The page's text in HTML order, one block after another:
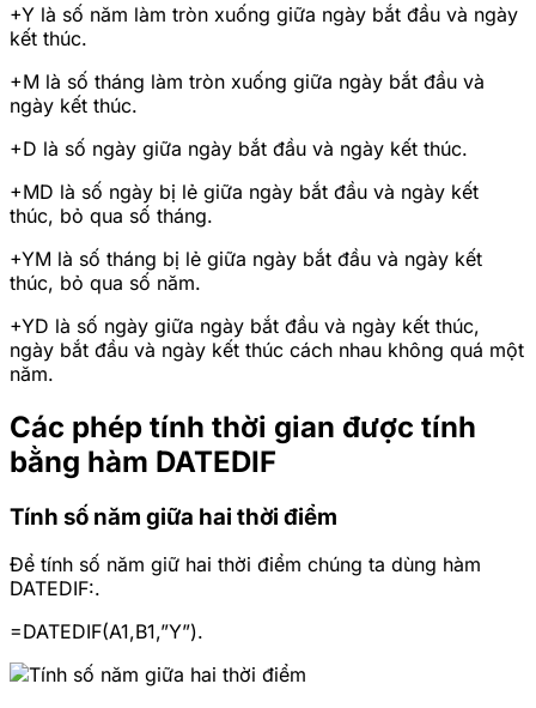
+Y là số năm làm tròn xuống giữa ngày bắt đầu và ngày
kết thúc.
+M là số tháng làm tròn xuống giữa ngày bắt đầu và
ngày kết thúc.
+D là số ngày giữa ngày bắt đầu và ngày kết thúc.
+MD là số ngày bị lẻ giữa ngày bắt đầu và ngày kết
thúc, bỏ qua số tháng.
+YM là số tháng bị lẻ giữa ngày bắt đầu và ngày kết
thúc, bỏ qua số năm.
+YD là số ngày giữa ngày bắt đầu và ngày kết thúc,
ngày bắt đầu và ngày kết thúc cách nhau không quá một
năm.
Các phép tính thời gian được tính
bằng hàm DATEDIF
Tính số năm giữa hai thời điểm
Để tính số năm giữ hai thời điểm chúng ta dùng hàm
DATEDIF:.
=DATEDIF(A1,B1,”Y”).